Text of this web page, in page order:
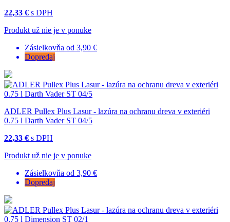
22,33 € s DPH
Produkt už nie je v ponuke
Zásielkovňa od 3,90 €
Dopredaj
ADLER Pullex Plus Lasur - lazúra na ochranu dreva v exteriéri
0.75 l Darth Vader ST 04/5
22,33 € s DPH
Produkt už nie je v ponuke
Zásielkovňa od 3,90 €
Dopredaj